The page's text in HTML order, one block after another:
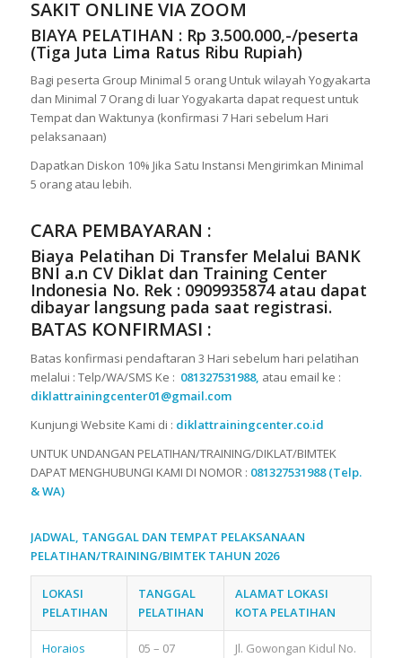
SAKIT ONLINE VIA ZOOM
BIAYA PELATIHAN : Rp 3.500.000,-/peserta
(Tiga Juta Lima Ratus Ribu Rupiah)
Bagi peserta Group Minimal 5 orang Untuk wilayah Yogyakarta
dan Minimal 7 Orang di luar Yogyakarta dapat request untuk
Tempat dan Waktunya (konfirmasi 7 Hari sebelum Hari
pelaksanaan)
Dapatkan Diskon 10% Jika Satu Instansi Mengirimkan Minimal
5 orang atau lebih.
CARA PEMBAYARAN :
Biaya Pelatihan Di Transfer Melalui BANK
BNI a.n CV Diklat dan Training Center
Indonesia No. Rek : 0909935874atau dapat
dibayar langsung pada saat registrasi.
BATAS KONFIRMASI :
Batas konfirmasi pendaftaran 3 Hari sebelum hari pelatihan
melalui : Telp/WA/SMS Ke : 081327531988, atau email ke :
diklattrainingcenter01@gmail.com
Kunjungi Website Kami di : diklattrainingcenter.co.id
UNTUK UNDANGAN PELATIHAN/TRAINING/DIKLAT/BIMTEK
DAPAT MENGHUBUNGI KAMI DI NOMOR : 081327531988 (Telp.
& WA)
JADWAL, TANGGAL DAN TEMPAT PELAKSANAAN
PELATIHAN/TRAINING/BIMTEK TAHUN 2026
LOKASI
PELATIHAN
TANGGAL
PELATIHAN
ALAMAT LOKASI
KOTA PELATIHAN
Horaios
05 – 07
Jl. Gowongan Kidul No.